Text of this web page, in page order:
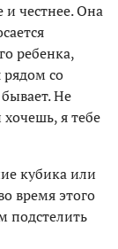
и честнее. Она
ребенка,
со
Не
я тебе
кубика или
время этого
подстелить